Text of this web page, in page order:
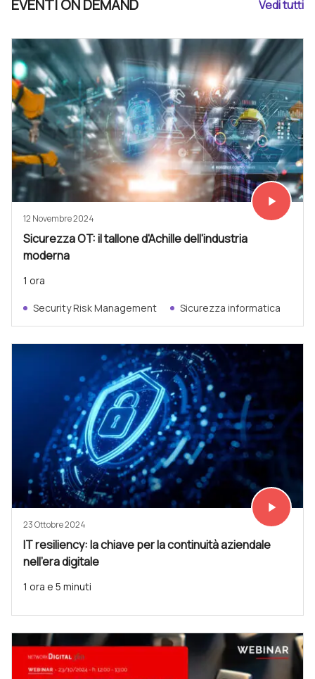
EVENTI ON DEMAND Vedi tutti
Vedi subito
play_arrow
12 Novembre 2024
Sicurezza OT: il tallone d'Achille dell'industria
moderna
1 ora
Security Risk Management Sicurezza informatica
Vedi subito
play_arrow
23 Ottobre 2024
IT resiliency: la chiave per la continuità aziendale
nell'era digitale
1 ora e 5 minuti